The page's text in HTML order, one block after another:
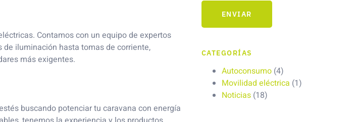
Contamos con un equipo de expertos
iluminación hasta tomas de corriente,
más exigentes.
buscando potenciar tu caravana con energía
CATEGORÍAS
Autoconsumo(4)
Movilidad eléctrica (1)
Noticias(18)